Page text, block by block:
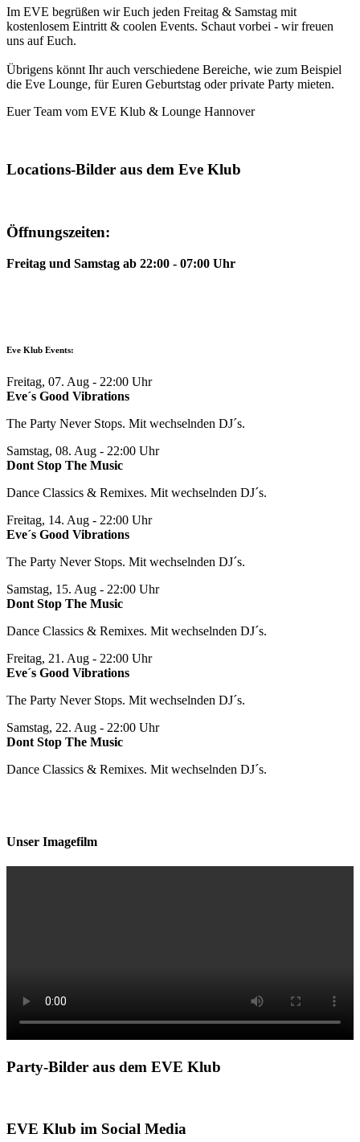
Im EVE begrüßen wir Euch jeden Freitag & Samstag mit
kostenlosem Eintritt & coolen Events. Schaut vorbei - wir freuen
uns auf Euch.
Übrigens könnt Ihr auch verschiedene Bereiche, wie zum Beispiel
die Eve Lounge, für Euren Geburtstag oder private Party mieten.
Euer Team vom EVE Klub & Lounge Hannover
Locations-Bilder aus dem Eve Klub
Öffnungszeiten:
Freitag und Samstag ab 22:00 - 07:00 Uhr
Eve Klub Events:
Freitag, 07. Aug - 22:00 Uhr
Eve´s Good Vibrations
The Party Never Stops. Mit wechselnden DJ´s.
Samstag, 08. Aug - 22:00 Uhr
Dont Stop The Music
Dance Classics & Remixes. Mit wechselnden DJ´s.
Freitag, 14. Aug - 22:00 Uhr
Eve´s Good Vibrations
The Party Never Stops. Mit wechselnden DJ´s.
Samstag, 15. Aug - 22:00 Uhr
Dont Stop The Music
Dance Classics & Remixes. Mit wechselnden DJ´s.
Freitag, 21. Aug - 22:00 Uhr
Eve´s Good Vibrations
The Party Never Stops. Mit wechselnden DJ´s.
Samstag, 22. Aug - 22:00 Uhr
Dont Stop The Music
Dance Classics & Remixes. Mit wechselnden DJ´s.
Unser Imagefilm
Party-Bilder aus dem EVE Klub
EVE Klub im Social Media